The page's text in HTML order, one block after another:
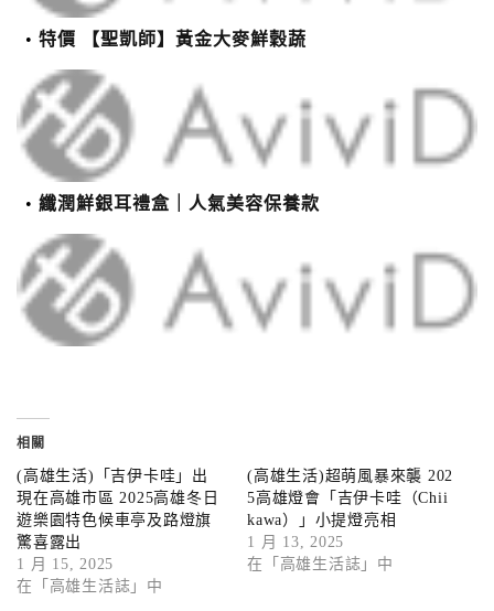
特價 【聖凱師】黃金大麥鮮穀蔬
纖潤鮮銀耳禮盒｜人氣美容保養款
相關
(高雄生活)「吉伊卡哇」出
現在高雄市區 2025高雄冬日
遊樂園特色候車亭及路燈旗
驚喜露出
1 月 15, 2025
在「高雄生活誌」中
(高雄生活)超萌風暴來襲 202
5高雄燈會「吉伊卡哇（Chii
kawa）」小提燈亮相
1 月 13, 2025
在「高雄生活誌」中